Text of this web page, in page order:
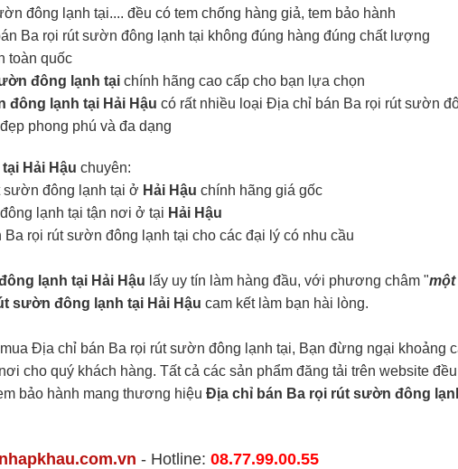
đông lạnh tại.... đều có tem chống hàng giả, tem bảo hành
Ba rọi rút sườn đông lạnh tại không đúng hàng đúng chất lượng
toàn quốc
đông lạnh tại chính hãng cao cấp cho bạn lựa chọn
đông lạnh tại Hải Hậu có rất nhiều loại Địa chỉ bán Ba rọi rút sườn
phong phú và đa dạng
Hải Hậu chuyên:
sườn đông lạnh tại ở Hải Hậu chính hãng giá gốc
lạnh tại tận nơi ở tại Hải Hậu
rọi rút sườn đông lạnh tại cho các đại lý có nhu cầu
lạnh tại Hải Hậu lấy uy tín làm hàng đầu, với phương châm "
sườn đông lạnh tại Hải Hậu cam kết làm bạn hài lòng.
Địa chỉ bán Ba rọi rút sườn đông lạnh tại, Bạn đừng ngại khoảng
cho quý khách hàng. Tất cả các sản phẩm đăng tải trên website
bảo hành mang thương hiệu Địa chỉ bán Ba rọi rút sườn đông
- Hotline:08.77.99.00.55